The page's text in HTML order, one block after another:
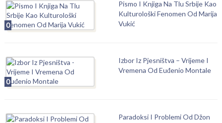
0
Pismo I Knjiga Na Tlu Srbije Kao
Kulturološki Fenomen Od Marija
Vukić
0
Izbor Iz Pjesništva – Vrijeme I
Vremena Od Euđenio Montale
Paradoksi I Problemi Od Džon